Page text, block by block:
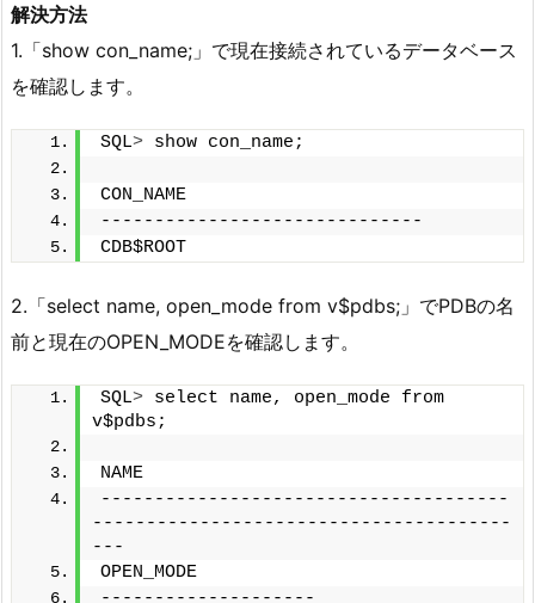
解決方法
1.「show con_name;」で現在接続されているデータベース
を確認します。
SQL> show con_name;
CON_NAME
------------------------------
CDB$ROOT
2.「select name, open_mode from v$pdbs;」でPDBの名
前と現在のOPEN_MODEを確認します。
SQL> select name, open_mode from
v$pdbs;
NAME
--------------------------------------
---------------------------------------
---
OPEN_MODE
--------------------